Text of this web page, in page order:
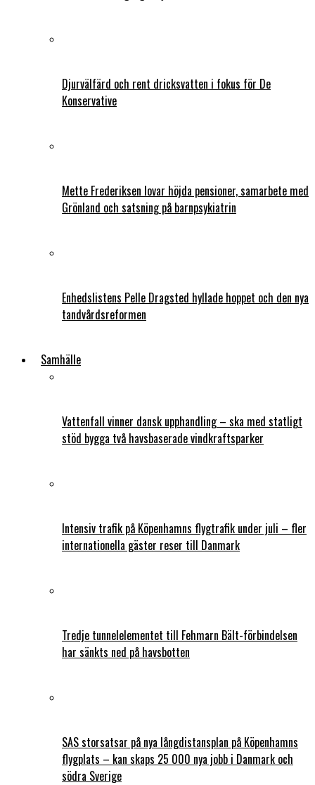
Djurvälfärd och rent dricksvatten i fokus för De
Konservative
Mette Frederiksen lovar höjda pensioner, samarbete med
Grönland och satsning på barnpsykiatrin
Enhedslistens Pelle Dragsted hyllade hoppet och den nya
tandvårdsreformen
Samhälle
Vattenfall vinner dansk upphandling – ska med statligt
stöd bygga två havsbaserade vindkraftsparker
Intensiv trafik på Köpenhamns flygtrafik under juli – fler
internationella gäster reser till Danmark
Tredje tunnelelementet till Fehmarn Bält-förbindelsen
har sänkts ned på havsbotten
SAS storsatsar på nya långdistansplan på Köpenhamns
flygplats – kan skaps 25 000 nya jobb i Danmark och
södra Sverige